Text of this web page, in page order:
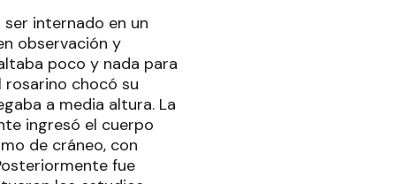
internado en un
observación y
poco y nada para
rosarino chocó su
a media altura. La
ingresó el cuerpo
de cráneo, con
fue